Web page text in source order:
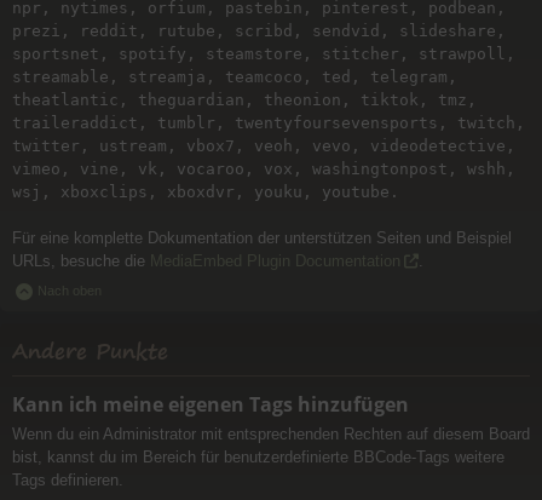
npr, nytimes, orfium, pastebin, pinterest, podbean,
prezi, reddit, rutube, scribd, sendvid, slideshare,
sportsnet, spotify, steamstore, stitcher, strawpoll,
streamable, streamja, teamcoco, ted, telegram,
theatlantic, theguardian, theonion, tiktok, tmz,
traileraddict, tumblr, twentyfoursevensports, twitch,
twitter, ustream, vbox7, veoh, vevo, videodetective,
vimeo, vine, vk, vocaroo, vox, washingtonpost, wshh,
wsj, xboxclips, xboxdvr, youku, youtube.
Für eine komplette Dokumentation der unterstützen Seiten und Beispiel
URLs, besuche die MediaEmbed Plugin Documentation
Nach oben
Andere Punkte
Kann ich meine eigenen Tags hinzufügen
Wenn du ein Administrator mit entsprechenden Rechten auf diesem Board
bist, kannst du im Bereich für benutzerdefinierte BBCode-Tags weitere
Tags definieren.